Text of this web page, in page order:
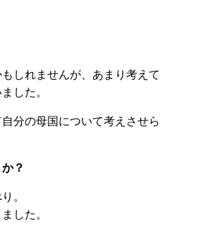
しれませんが、あまり考えて
した。
分の母国について考えさせら
？
。
した。